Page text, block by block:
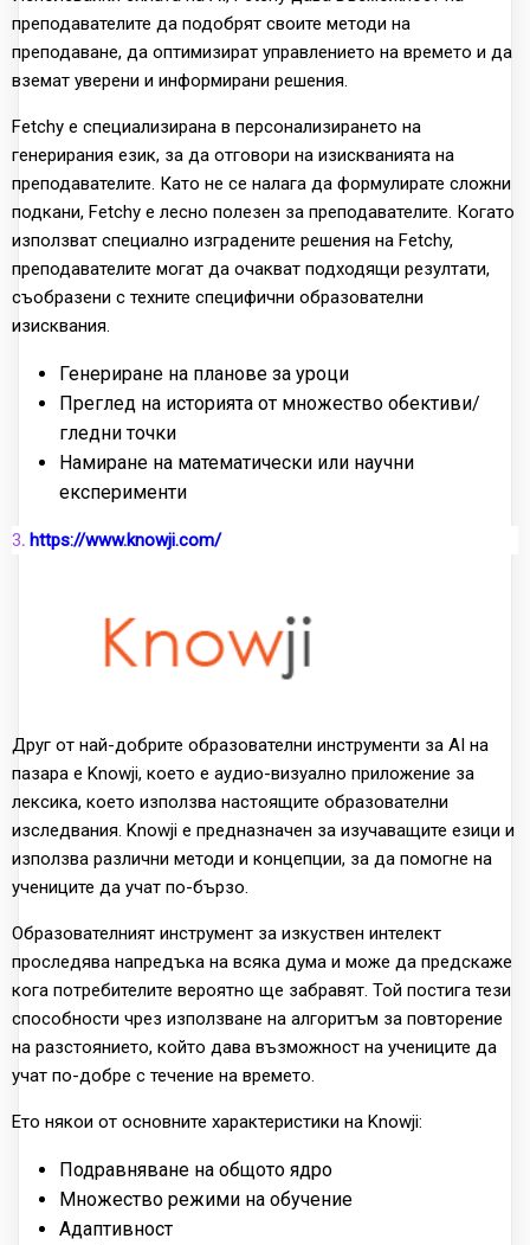
преподавателите да подобрят своите методи на
преподаване, да оптимизират управлението на времето и да
вземат уверени и информирани решения.
Fetchy е специализирана в персонализирането на
генерирания език, за да отговори на изискванията на
преподавателите. Като не се налага да формулирате сложни
подкани, Fetchy е лесно полезен за преподавателите. Когато
използват специално изградените решения на Fetchy,
преподавателите могат да очакват подходящи резултати,
съобразени с техните специфични образователни
изисквания.
Генериране на планове за уроци
Преглед на историята от множество обективи/
гледни точки
Намиране на математически или научни
експерименти
3. https://www.knowji.com/
Друг от най-добрите образователни инструменти за AI на
пазара е Knowji, което е аудио-визуално приложение за
лексика, което използва настоящите образователни
изследвания. Knowji е предназначен за изучаващите езици и
използва различни методи и концепции, за да помогне на
учениците да учат по-бързо.
Образователният инструмент за изкуствен интелект
проследява напредъка на всяка дума и може да предскаже
кога потребителите вероятно ще забравят. Той постига тези
способности чрез използване на алгоритъм за повторение
на разстоянието, който дава възможност на учениците да
учат по-добре с течение на времето.
Ето някои от основните характеристики на Knowji:
Подравняване на общото ядро
Множество режими на обучение
Адаптивност